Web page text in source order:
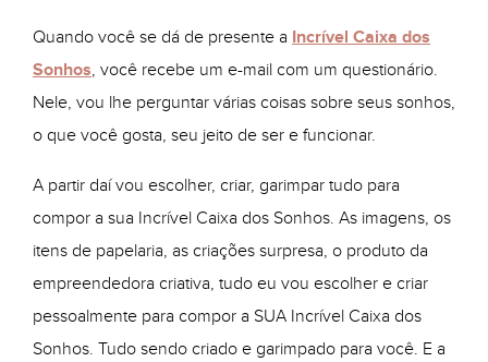
Quando você se dá de presente a Incrível Caixa dos
Sonhos, você recebe um e-mail com um questionário.
Nele, vou lhe perguntar várias coisas sobre seus sonhos,
o que você gosta, seu jeito de ser e funcionar.
A partir daí vou escolher, criar, garimpar tudo para
compor a sua Incrível Caixa dos Sonhos. As imagens, os
itens de papelaria, as criações surpresa, o produto da
empreendedora criativa, tudo eu vou escolher e criar
pessoalmente para compor a SUA Incrível Caixa dos
Sonhos. Tudo sendo criado e garimpado para você. E a